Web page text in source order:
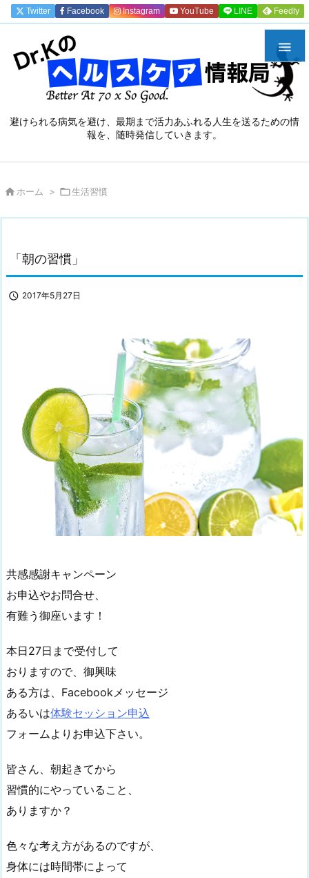
避けられる病気を避け、最期まで活力あふれる人生を送るための情
報を、随時発信していきます。

Twitter Facebook Instagram YouTube LINE Feedly
 ホーム > 生活習慣
「朝の習慣」
 2017年5月27日
共感感謝キャンペーン
お申込やお問合せ、
有難う御座います！
本日27日まで受付して
おりますので、御興味
ある方は、Facebookメッセージ
あるいは体験セッション申込
フォームよりお申込下さい。
皆さん、朝起きてから
習慣的にやっていること、
ありますか？
色々な考え方があるのですが、
身体には時間帯によって